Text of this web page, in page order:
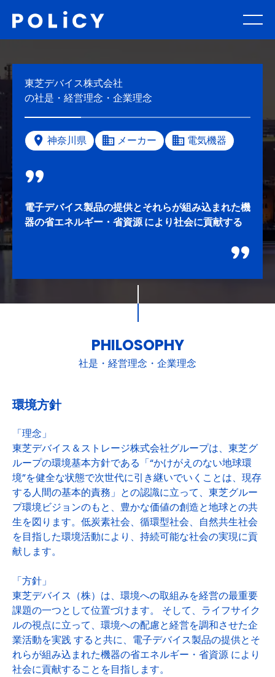
東芝デバイス株式会社
の社是・経営理念・企業理念
神奈川県 メーカー 電気機器
電子デバイス製品の提供とそれらが組み込まれた機
器の省エネルギー・省資源 により社会に貢献する
PHILOSOPHY
社是・経営理念・企業理念
環境方針
「理念」
東芝デバイス＆ストレージ株式会社グループは、東芝グ
ループの環境基本方針である「“かけがえのない地球環
境”を健全な状態で次世代に引き継いでいくことは、現存
する人間の基本的責務」との認識に立って、東芝グルー
プ環境ビジョンのもと、豊かな価値の創造と地球との共
生を図ります。低炭素社会、循環型社会、自然共生社会
を目指した環境活動により、持続可能な社会の実現に貢
献します。
「方針」
東芝デバイス（株）は、環境への取組みを経営の最重要
課題の一つとして位置づけます。 そして、ライフサイク
ルの視点に立って、環境への配慮と経営を調和させた企
業活動を実践 すると共に、電子デバイス製品の提供とそ
れらが組み込まれた機器の省エネルギー・省資源 により
社会に貢献することを目指します。